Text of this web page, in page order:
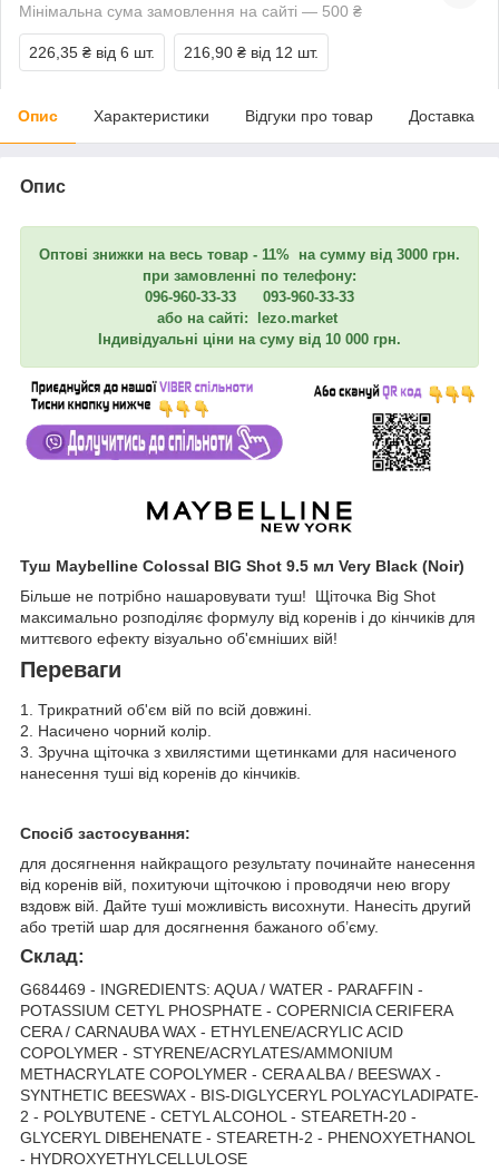
Мінімальна сума замовлення на сайті — 500 ₴
226,35 ₴ від 6 шт. 216,90 ₴ від 12 шт.
Опис Характеристики Відгуки про товар Доставка
Опис
Оптові знижки на весь товар - 11% на сумму від 3000 грн.
при замовленні по телефону:
096-960-33-33 093-960-33-33
або на сайті: lezo.market
Індивідуальні ціни на суму від 10 000 грн.
Туш Maybelline Colossal BIG Shot 9.5 мл Very Black (Noir)
Більше не потрібно нашаровувати туш! Щіточка Big Shot
максимально розподіляє формулу від коренів і до кінчиків для
миттєвого ефекту візуально об'ємніших вій!
Переваги
1. Трикратний об'єм вій по всій довжині.
2. Насичено чорний колір.
3. Зручна щіточка з хвилястими щетинками для насиченого
нанесення туші від коренів до кінчиків.
Спосіб застосування:
для досягнення найкращого результату починайте нанесення
від коренів вій, похитуючи щіточкою і проводячи нею вгору
вздовж вій. Дайте туші можливість висохнути. Нанесіть другий
або третій шар для досягнення бажаного об’єму.
Склад:
G684469 - INGREDIENTS: AQUA / WATER - PARAFFIN -
POTASSIUM CETYL PHOSPHATE - COPERNICIA CERIFERA
CERA / CARNAUBA WAX - ETHYLENE/ACRYLIC ACID
COPOLYMER - STYRENE/ACRYLATES/AMMONIUM
METHACRYLATE COPOLYMER - CERA ALBA / BEESWAX -
SYNTHETIC BEESWAX - BIS-DIGLYCERYL POLYACYLADIPATE-
2 - POLYBUTENE - CETYL ALCOHOL - STEARETH-20 -
GLYCERYL DIBEHENATE - STEARETH-2 - PHENOXYETHANOL
- HYDROXYETHYLCELLULOSE